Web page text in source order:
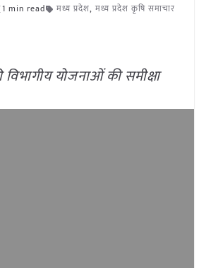
1 min read मध्य प्रदेश, मध्य प्रदेश कृषि समाचार
विभागीय योजनाओं की समीक्षा